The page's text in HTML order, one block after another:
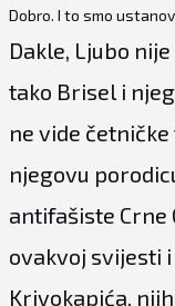
Dobro. I to smo
Dakle, Ljubo
tako Brisel i
ne vide
njegovu
antifašiste Crne
ovakvoj svijesti
Krivokapića,